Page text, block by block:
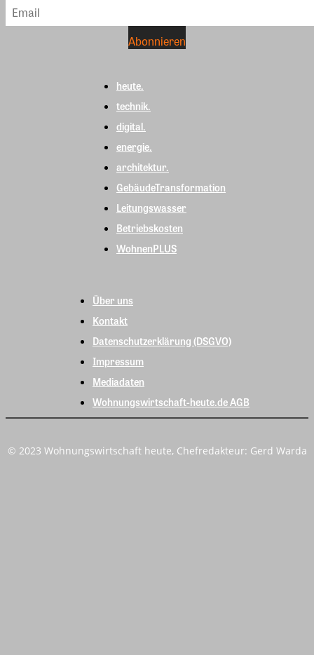
heute.
technik.
digital.
energie.
architektur.
GebäudeTransformation
Leitungswasser
Betriebskosten
WohnenPLUS
Über uns
Kontakt
Datenschutzerklärung (DSGVO)
Impressum
Mediadaten
Wohnungswirtschaft-heute.de AGB
© 2023 Wohnungswirtschaft heute, Chefredakteur: Gerd Warda